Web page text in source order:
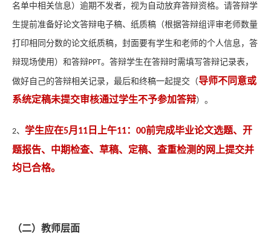
名单中相关信息）逾期不发者， 视为自动放弃答辩资格。请答辩学
生提前准备好论文答辩电子稿、纸质稿（根据答辩组评审老师数量
打印相同分数的论文纸质稿，封面要有学生和老师的个人信息，答
辩现场使用）和答辩PPT。答辩学生在答辩时需填写答辩记录表，
做好自己的答辩相关记录，最后和终稿一起提交（导师不同意或
系统定稿未提交审核通过学生不予参加答辩）。
2、 学生应在5月 11 日上午11： 00前完成毕业论文选题、开
题报告、中期检查、草稿、定稿、查重检测的网上提交并
均已合格。
（二）教师层面